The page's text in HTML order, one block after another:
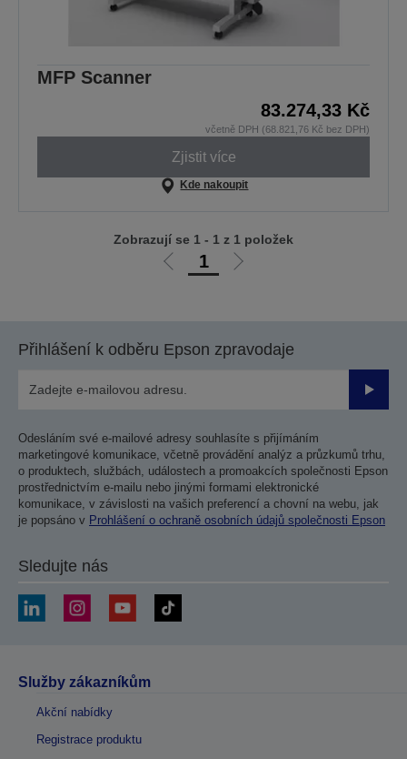
MFP Scanner
83.274,33 Kč
včetně DPH (68.821,76 Kč bez DPH)
Zjistit více
Kde nakoupit
Jít
1
Jít
Zobrazují se 1 - 1 z 1 položek
Přihlášení k odběru Epson zpravodaje
Odesláním své e-mailové adresy souhlasíte s přijímáním
marketingové komunikace, včetně provádění analýz a průzkumů trhu,
o produktech, službách, událostech a promoakcích společnosti Epson
prostřednictvím e-mailu nebo jinými formami elektronické
komunikace, v závislosti na vašich preferencí a chovní na webu, jak
je popsáno v Prohlášení o ochraně osobních údajů společnosti Epson
Sledujte nás
Služby zákazníkům
Akční nabídky
Registrace produktu